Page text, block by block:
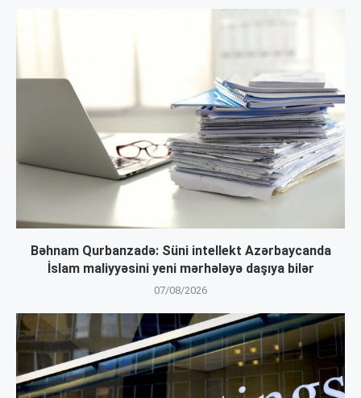
Bəhnam Qurbanzadə: Süni intellekt Azərbaycanda
İslam maliyyəsini yeni mərhələyə daşıya bilər
07/08/2026